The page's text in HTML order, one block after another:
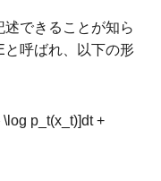
できることが知ら
呼ばれ、以下の形
p_t(x_t)]dt +